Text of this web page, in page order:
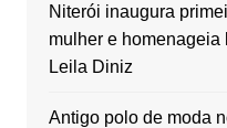
Niterói inaugura
mulher e
Leila Diniz
Antigo polo de moda